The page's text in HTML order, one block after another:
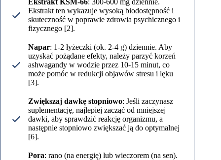
Ekstrakt KSM-66: 300-600 mg dziennie.
Ekstrakt ten wykazuje wysoką biodostępność i
skuteczność w poprawie zdrowia psychicznego i
fizycznego [2].
Napar: 1-2 łyżeczki (ok. 2-4 g) dziennie. Aby
uzyskać pożądane efekty, należy parzyć korzeń
ashwagandy w wodzie przez 10-15 minut, co
może pomóc w redukcji objawów stresu i lęku
[3].
Zwiększaj dawkę stopniowo: Jeśli zaczynasz
suplementację, najlepiej zacząć od mniejszej
dawki, aby sprawdzić reakcję organizmu, a
następnie stopniowo zwiększać ją do optymalnej
[6].
Pora: rano (na energię) lub wieczorem (na sen).